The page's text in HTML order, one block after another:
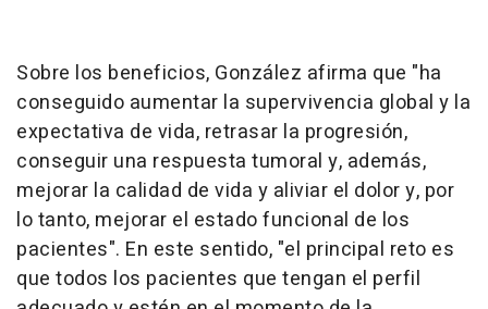
Sobre los beneficios, González afirma que "ha
conseguido aumentar la supervivencia global y la
expectativa de vida, retrasar la progresión,
conseguir una respuesta tumoral y, además,
mejorar la calidad de vida y aliviar el dolor y, por
lo tanto, mejorar el estado funcional de los
pacientes". En este sentido, "el principal reto es
que todos los pacientes que tengan el perfil